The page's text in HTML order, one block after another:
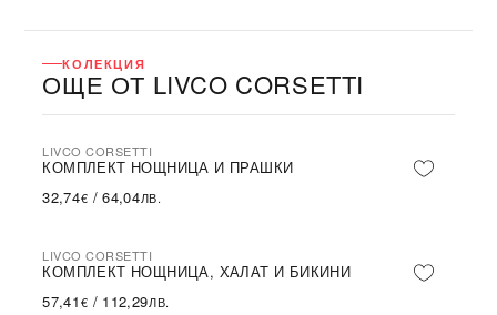
КОЛЕКЦИЯ
ОЩЕ ОТ LIVCO CORSETTI
LIVCO CORSETTI
КОМПЛЕКТ НОЩНИЦА И ПРАШКИ
32,74€ /64,04ЛВ.
LIVCO CORSETTI
КОМПЛЕКТ НОЩНИЦА, ХАЛАТ И БИКИНИ
57,41€ / 112,29ЛВ.